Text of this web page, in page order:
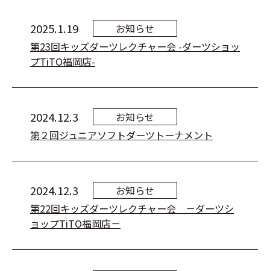
2025.1.19
お知らせ
第23回キッズダーツレクチャー会 -ダーツショッ
プTiTO福岡店-
2024.12.3
お知らせ
第２回ジュニアソフトダーツトーナメント
2024.12.3
お知らせ
第22回キッズダーツレクチャー会 －ダーツシ
ョップTiTO福岡店－